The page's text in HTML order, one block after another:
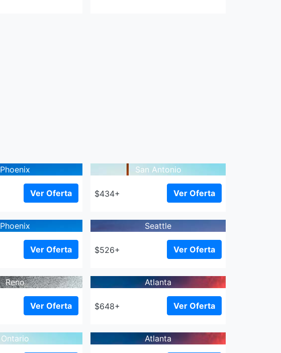
Phoenix
Ver Oferta
San Antonio
$434+ Ver Oferta
Phoenix
Ver Oferta
Seattle
$526+ Ver Oferta
Reno
Ver Oferta
Atlanta
$648+ Ver Oferta
Ontario Atlanta